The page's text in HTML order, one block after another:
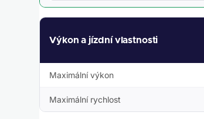
Výkon a jízdní vlastnosti
Maximální výkon
Maximální rychlost